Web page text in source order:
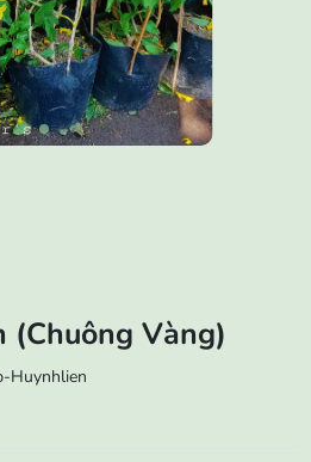
(Chuông Vàng)
Huynhlien